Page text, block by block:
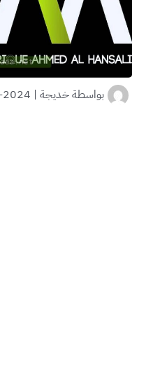
بواسطةخديجة |
2024-02-20